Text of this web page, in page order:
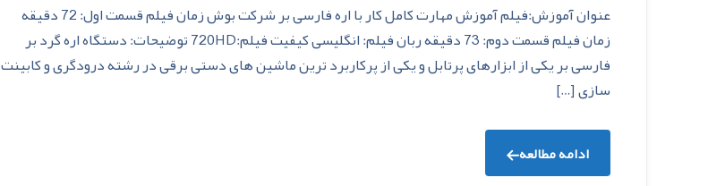
عنوان آموزش:فیلم آموزش مهارت کامل کار با اره فارسی بر شرکت بوش زمان فیلم قسمت اول: 72 دقیقه
زمان فیلم قسمت دوم: 73 دقیقه ربان فیلم: انگلیسی کیفیت فیلم:720HD توضیحات: دستگاه اره گرد بر
فارسی بر یکی از ابزارهای پرتابل و یکی از پرکاربرد ترین ماشین های دستی برقی در رشته درودگری و کابینت
سازی […]
ادامه مطالعه